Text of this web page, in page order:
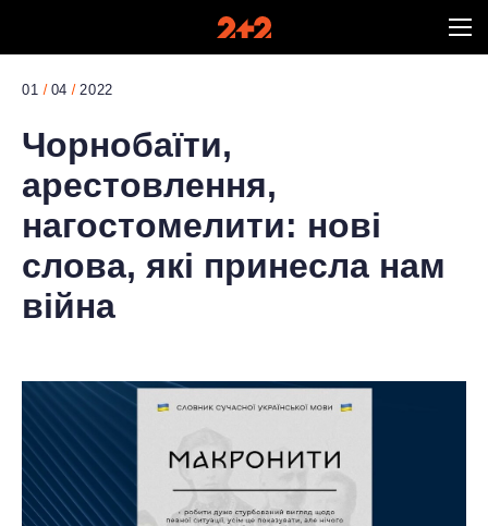
01 04 2022
Чорнобаїти,
арестовлення,
нагостомелити: нові
слова, які принесла нам
війна